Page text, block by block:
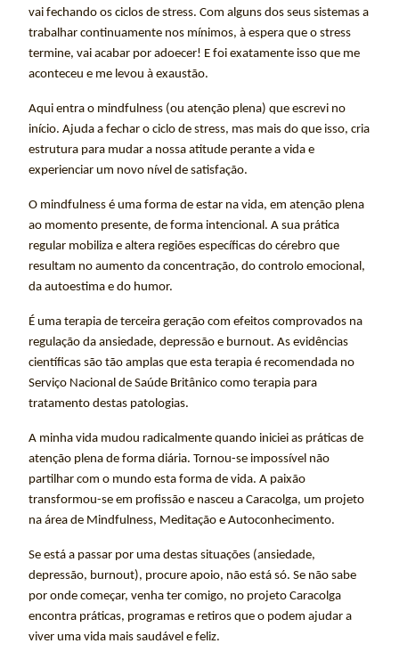
vai fechando os ciclos de stress. Com alguns dos seus sistemas a
trabalhar continuamente nos mínimos, à espera que o stress
termine, vai acabar por adoecer! E foi exatamente isso que me
aconteceu e me levou à exaustão.
Aqui entra o mindfulness (ou atenção plena) que escrevi no
início. Ajuda a fechar o ciclo de stress, mas mais do que isso, cria
estrutura para mudar a nossa atitude perante a vida e
experienciar um novo nível de satisfação.
O mindfulness é uma forma de estar na vida, em atenção plena
ao momento presente, de forma intencional. A sua prática
regular mobiliza e altera regiões específicas do cérebro que
resultam no aumento da concentração, do controlo emocional,
da autoestima e do humor.
É uma terapia de terceira geração com efeitos comprovados na
regulação da ansiedade, depressão e burnout. As evidências
científicas são tão amplas que esta terapia é recomendada no
Serviço Nacional de Saúde Britânico como terapia para
tratamento destas patologias.
A minha vida mudou radicalmente quando iniciei as práticas de
atenção plena de forma diária. Tornou-se impossível não
partilhar com o mundo esta forma de vida. A paixão
transformou-se em profissão e nasceu a Caracolga, um projeto
na área de Mindfulness, Meditação e Autoconhecimento.
Se está a passar por uma destas situações (ansiedade,
depressão, burnout), procure apoio, não está só. Se não sabe
por onde começar, venha ter comigo, no projeto Caracolga
encontra práticas, programas e retiros que o podem ajudar a
viver uma vida mais saudável e feliz.